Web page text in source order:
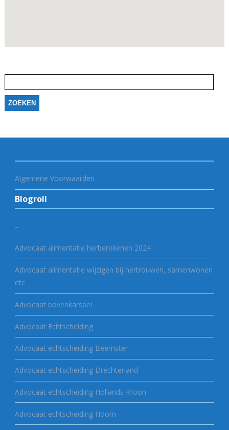
naar:
Algemene Voorwaarden
Blogroll
–
Advocaat alimentatie herberekenen 2024
Advocaat alimentatie wijzigen bij hertrouwen, samenwonen
etc
Advocaat bovenkarspel
Advocaat Echtscheiding
Advocaat echtscheiding Beemster
Advocaat echtscheiding Drechterland
Advocaat echtscheiding Hollands Kroon
Advocaat echtscheiding Hoorn